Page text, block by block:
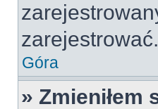
zarejestrować.
Góra
» Zmieniłem